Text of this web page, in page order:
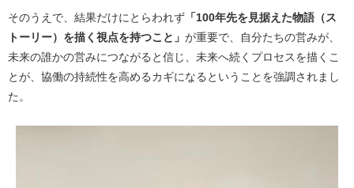
そのうえで、結果だけにとらわれず 「100年先を見据えた物語（ス
トーリー）を描く視点を持つこと」 が重要で、自分たちの営みが、
未来の誰かの営みにつながると信じ、未来へ続くプロセスを描くこ
とが、協働の持続性を高めるカギになるということを強調されまし
た。